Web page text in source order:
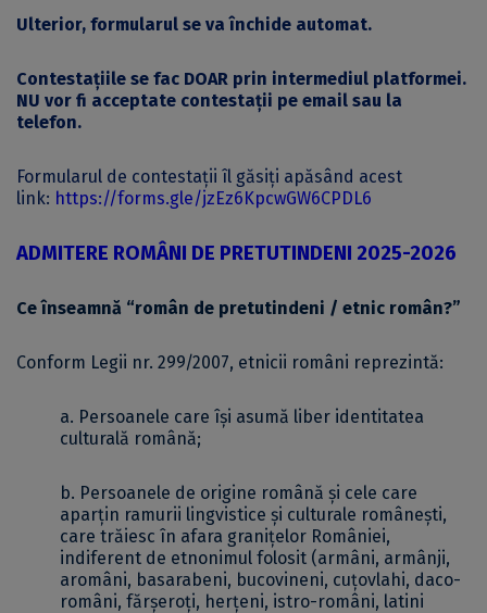
Ulterior, formularul se va închide automat.
Contestațiile se fac DOAR prin intermediul platformei.
NU vor fi acceptate contestații pe email sau la
telefon.
Formularul de contestații îl găsiți apăsând acest
link: https://forms.gle/jzEz6KpcwGW6CPDL6
ADMITERE ROMÂNI DE PRETUTINDENI 2025-2026
Ce înseamnă “român de pretutindeni / etnic român?”
Conform Legii nr. 299/2007, etnicii români reprezintă:
a. Persoanele care își asumă liber identitatea
culturală română;
b. Persoanele de origine română și cele care
aparțin ramurii lingvistice și culturale românești,
care trăiesc în afara granițelor României,
indiferent de etnonimul folosit (armâni, armânji,
aromâni, basarabeni, bucovineni, cuţovlahi, daco-
români, fărşeroţi, herţeni, istro-români, latini